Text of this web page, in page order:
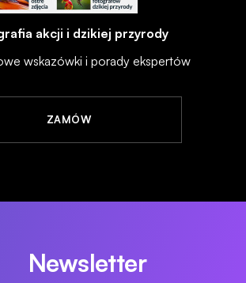
akcji i dzikiej przyrody
wskazówki i porady ekspertów
ZAMÓW
Newsletter